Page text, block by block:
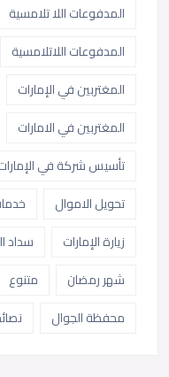
المدفوعات اللا تلامسية
المدفوعات اللاتلامسية
المغتربين في الإمارات
المغتربين في الامارات
تأسيس شركة في
تحويل الاموال
زيارة الإمارات
سداد
شهر رمضان
متنوع
محفظة الجوال